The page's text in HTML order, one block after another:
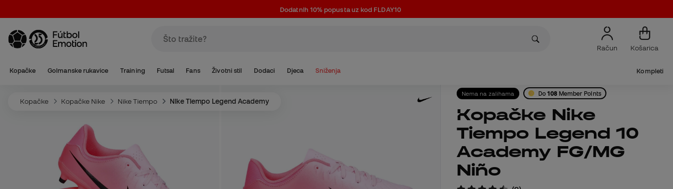
Dodatnih 10% popusta uz kod FLDAY10
Račun Košarica
Kopačke Golmanske rukavice Training Futsal Fans Životni stil Dodaci Djeca Sniženja Kompleti
Kopačke Kopačke Nike Nike Tiempo Nike Tiempo Legend Academy
Nema na zalihama Do108Member Points
Kopačke Nike
Tiempo Legend 10
Academy FG/MG
Niño